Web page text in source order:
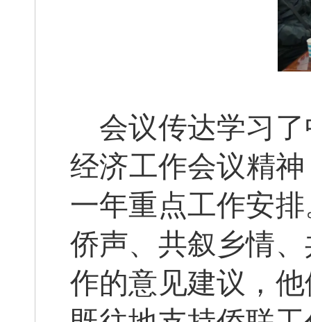
会议传达学习
经济工作会议精
一年重点工作安
侨声、共叙乡情
作的意见建议，他